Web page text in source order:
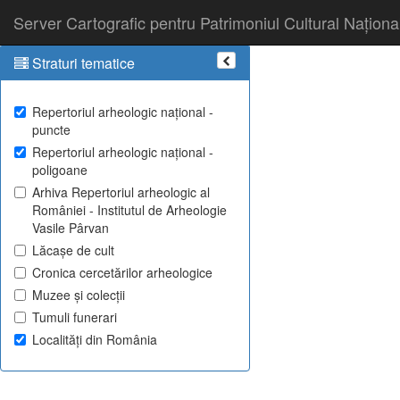
Server Cartografic pentru Patrimoniul Cultural
Straturi tematice
Repertoriul arheologic național -
puncte
Repertoriul arheologic național -
poligoane
Arhiva Repertoriul arheologic al
României - Institutul de Arheologie
Vasile Pârvan
Lăcașe de cult
Cronica cercetărilor arheologice
Muzee și colecții
Tumuli funerari
Localități din România